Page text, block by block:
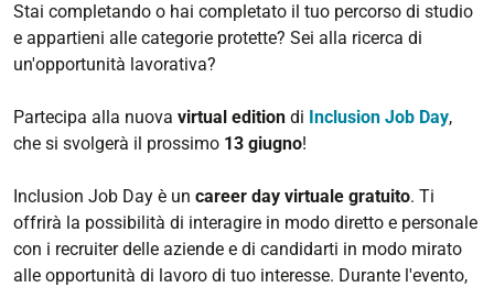
Stai completando o hai completato il tuo percorso di studio
e appartieni alle categorie protette? Sei alla ricerca di
un'opportunità lavorativa?
Partecipa alla nuova virtual edition di Inclusion Job Day,
che si svolgerà il prossimo 13 giugno!
Inclusion Job Day è un career day virtuale gratuito. Ti
offrirà la possibilità di interagire in modo diretto e personale
con i recruiter delle aziende e di candidarti in modo mirato
alle opportunità di lavoro di tuo interesse. Durante l'evento,